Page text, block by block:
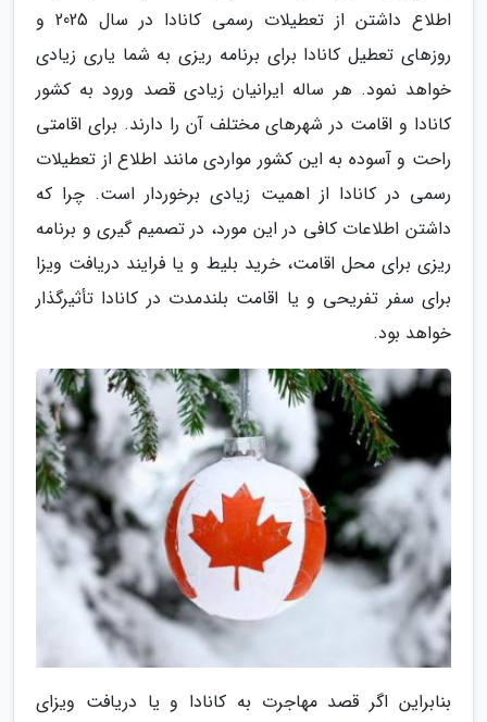
اطلاع داشتن از تعطیلات رسمی کانادا در سال 2025 و
روزهای تعطیل کانادا برای برنامه ریزی به شما یاری زیادی
خواهد نمود. هر ساله ایرانیان زیادی قصد ورود به کشور
کانادا و اقامت در شهرهای مختلف آن را دارند. برای اقامتی
راحت و آسوده به این کشور مواردی مانند اطلاع از تعطیلات
رسمی در کانادا از اهمیت زیادی برخوردار است. چرا که
داشتن اطلاعات کافی در این مورد، در تصمیم گیری و برنامه
ریزی برای محل اقامت، خرید بلیط و یا فرایند دریافت ویزا
برای سفر تفریحی و یا اقامت بلندمدت در کانادا تأثیرگذار
خواهد بود.
بنابراین اگر قصد مهاجرت به کانادا و یا دریافت ویزای